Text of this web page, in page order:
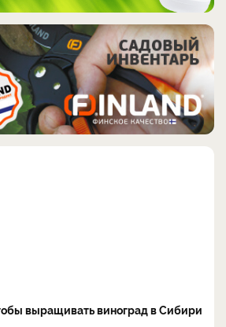
выращивать виноград в Сибири